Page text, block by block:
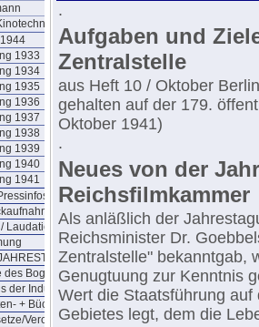
1933
1934
1935
1936
1937
1938
1939
1940
1941
Laudatien
des Bogenlichts
der Industrie
+ Bücherschau
Verordnungen
.
Aufgaben und
Zentralstelle
aus Heft 10 / Oktober
gehalten auf der 179.
Oktober 1941)
.
Neues von der
Reichsfilmkammer
Als anläßlich der
Reichsminister Dr.
Zentralstelle" bekanntgab,
Genugtuung zur Kenntnis
Wert die Staatsführung
Gebietes legt, dem die